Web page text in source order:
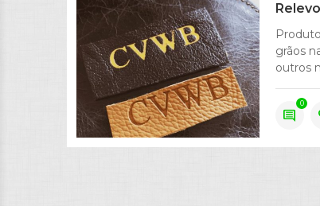
grãos
outros
comment
0